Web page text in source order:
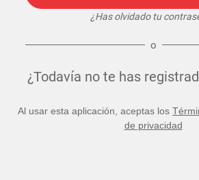
¿Has olvidado tu
o
¿Todavía no te has
Al usar esta aplicación, aceptas los
de privacidad